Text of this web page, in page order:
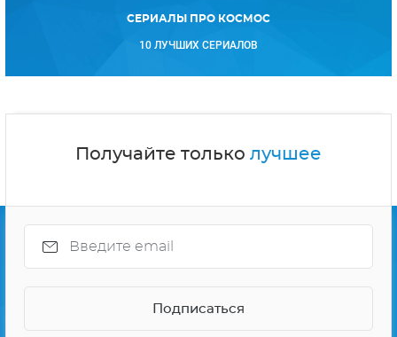
СЕРИАЛЫ ПРО КОСМОС
10 ЛУЧШИХ СЕРИАЛОВ
Получайте только лучшее